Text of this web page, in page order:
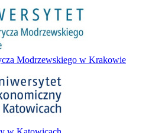
Modrzewskiego w Krakowie